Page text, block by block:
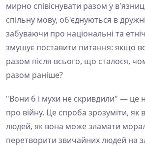
мирно співіснувати разом у
спільну мову, об'єднуються в
забуваючи про національні та
змушує поставити питання: якщо
разом після всього, що сталося,
разом раніше?
"Вони б і мухи не скривдили" — це
про війну. Це спроба зрозуміти, як
людей, як вона може зламати
перетворити звичайних людей на